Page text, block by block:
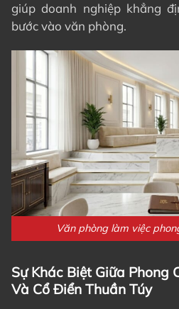
giúp doanh nghiệp khẳng
bước vào văn phòng.
Văn phòng làm việc
Sự Khác Biệt Giữa Phong
Và Cổ Điển Thuần Túy